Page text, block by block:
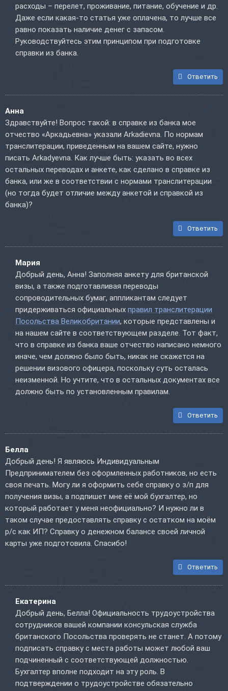
расходы – перелет, проживание, питание, обучение и др.
Даже если какая-то статья уже оплачена, то лучше все
равно показать наличие денег с запасом.
Руководствуйтесь этим принципом при подготовке
справки из банка.
Ответить
Анна
Здравствуйте! Вопрос такой: в справке из банка мое
отчество «Аркадьевна» указали Arkadievna. По нормам
транслитерации, приведенным на вашем сайте, нужно
писать Arkadyevna. Как лучше быть: указать во всех
остальных переводах и анкете, как сделано в справке из
банка, или же в соответствии с нормами транслитерации
(но тогда будет отличие между анкетой и справкой из
банка)?
Ответить
Мария
Добрый день, Анна! Заполняя анкету для британской
визы, а также подготавливая переводы
сопроводительных бумаг, аппликантам следует
придерживаться официальных правил транслитерации
Посольства Великобритании, которые представлены и
на нашем сайте в соответствующем разделе. Тот факт,
что в справке из банка ваше отчество написано немного
иначе, чем должно было быть, никак не скажется на
решении визового офицера, поскольку суть осталась
неизменной. Но учтите, что в остальных документах все
должно быть по установленным правилам.
Ответить
Белла
Добрый день! Я являюсь Индивидуальным
Предпринимателем без оформленных работников, но есть
своя печать. Могу ли я оформить себе справку о з/п для
получения визы, а подпишет мне её мой бухгалтер, но
который работает у меня неофициально? И нужно ли в
таком случае предоставлять справку с остатком на моём
р/с как ИП? Справку о денежном балансе своей личной
карты уже подготовила. Спасибо!
Ответить
Екатерина
Добрый день, Белла! Официальность трудоустройства
сотрудников вашей компании консульская служба
британского Посольства проверять не станет. А потому
подписать справку с места работы может любой ваш
подчиненный с соответствующей должностью.
Бухгалтер вполне подходит на эту роль. В
подтверждении о трудоустройстве обязательно